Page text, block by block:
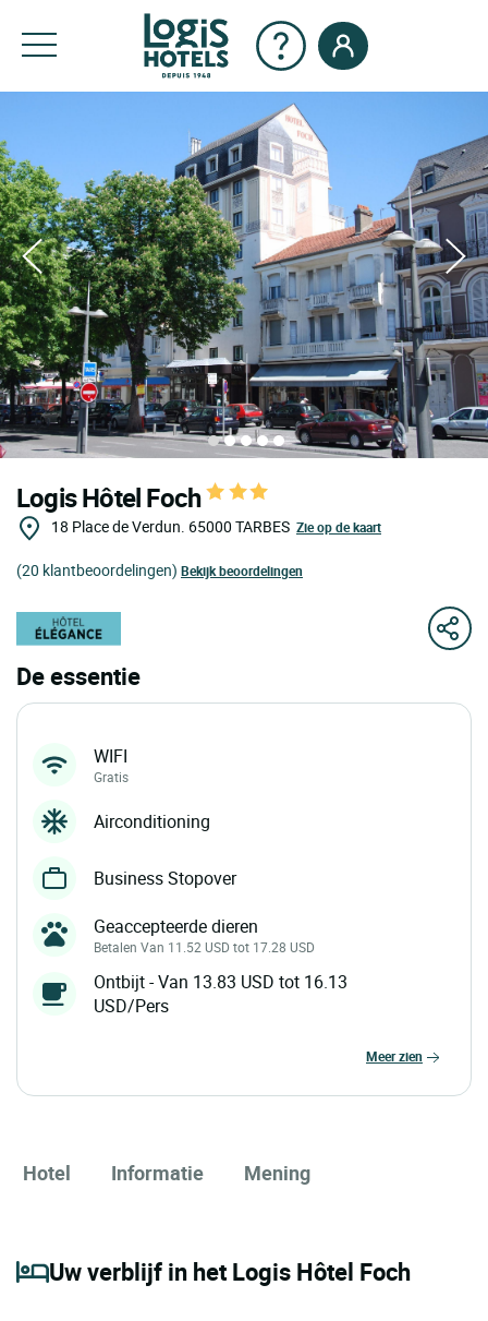
Logis Hôtel Foch
18 Place de Verdun. 65000 TARBES Zie op de kaart
(20 klantbeoordelingen) Bekijk beoordelingen
De essentie
WIFI
Gratis
Airconditioning
Business Stopover
Geaccepteerde dieren
Betalen Van 11.52 USD tot 17.28 USD
Ontbijt - Van 13.83 USD tot 16.13
USD/Pers
meer zien
Hotel Informatie Mening
Uw verblijf in het Logis Hôtel Foch